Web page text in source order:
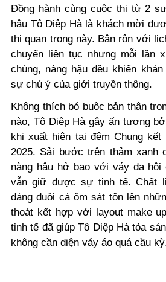
Đồng hành cùng cuộc thi từ 2
hậu Tô Diệp Hà là khách mời
thi quan trọng này. Bận rộn với
chuyển liên tục nhưng mỗi lần
chúng, nàng hậu đều khiến
sự chú ý của giới truyền thông.
Không thích bó buộc bản thân
nào, Tô Diệp Hà gây ấn tượng
khi xuất hiện tại đêm Chung kết
2025. Sải bước trên thảm xanh
nàng hậu hở bạo với váy dạ
vẫn giữ được sự tinh tế. Chất
dáng đuôi cá ôm sát tôn lên
thoát kết hợp với layout make
tinh tế đã giúp Tô Diệp Hà tỏa
không cần diện váy áo quá cầu